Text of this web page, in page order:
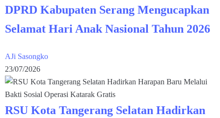
DPRD Kabupaten Serang Mengucapkan
Selamat Hari Anak Nasional Tahun 2026
AJi Sasongko
23/07/2026
RSU Kota Tangerang Selatan Hadirkan